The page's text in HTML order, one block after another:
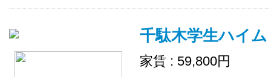
千駄木学生ハイム
家賃 : 59,800円